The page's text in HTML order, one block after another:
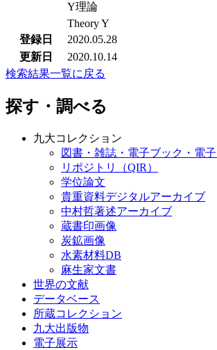
Y理論
Theory Y
登録日
2020.05.28
更新日
2020.10.14
検索結果一覧に戻る
探す・調べる
九大コレクション
図書・雑誌・電子ブック・電
リポジトリ（QIR）
学位論文
貴重資料デジタルアーカイブ
中村哲著述アーカイブ
蔵書印画像
炭鉱画像
水素材料DB
麻生家文書
世界の文献
データベース
所蔵コレクション
九大出版物
電子展示